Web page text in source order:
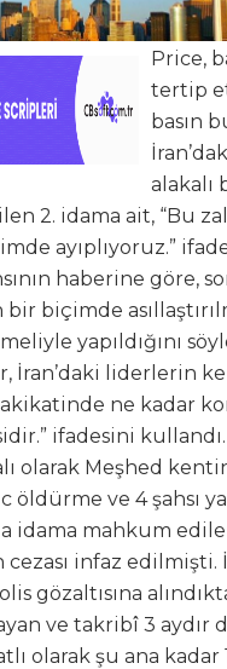
Price,
tertip
basın
alakalı
2. idama ait, “Bu
ayıplıyoruz.”
haberine göre,
biçimde
yapıldığını
İran’daki liderlerin
ne kadar
ifadesini kullandı.
olarak Meşhed
öldürme ve 4 şahsı
idama mahkum
cezası infaz edilmişti.
gözaltısına
ve takribî 3 aydır
olarak şu ana kadar